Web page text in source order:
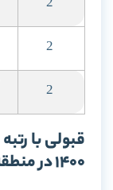
2
2
1400 در منطقه 3: